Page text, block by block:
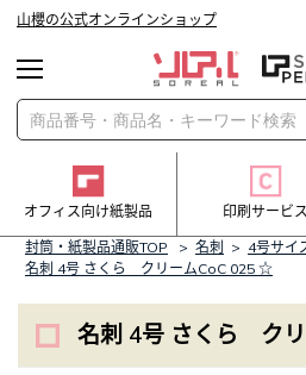
山櫻の公式オンラインショップ
オフィス向け紙製品 印刷サービス
封筒・紙製品通販TOP
> 名刺 > 4号サイ
名刺 4号 さくら クリームCoC 025 ☆
名刺 4号 さくら ク